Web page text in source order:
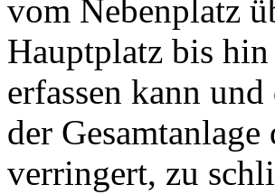
vom Nebenplatz
Hauptplatz bis
erfassen kann
der
verringert, zu